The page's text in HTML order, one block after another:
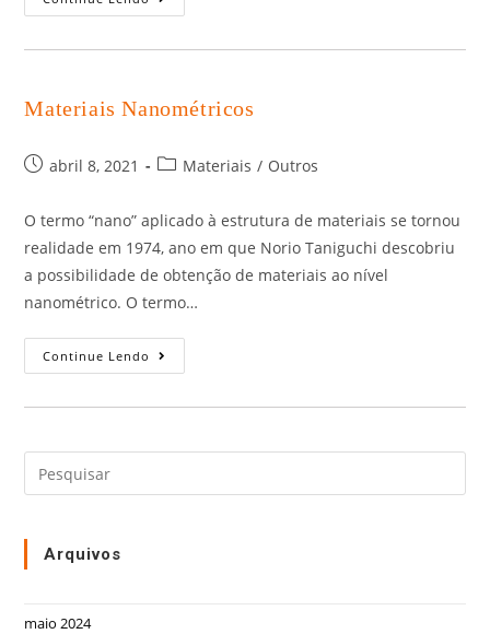
Materiais Nanométricos
abril 8, 2021 Materiais / Outros
O termo “nano” aplicado à estrutura de materiais se tornou
realidade em 1974, ano em que Norio Taniguchi descobriu
a possibilidade de obtenção de materiais ao nível
nanométrico. O termo…
Continue Lendo
Arquivos
maio 2024